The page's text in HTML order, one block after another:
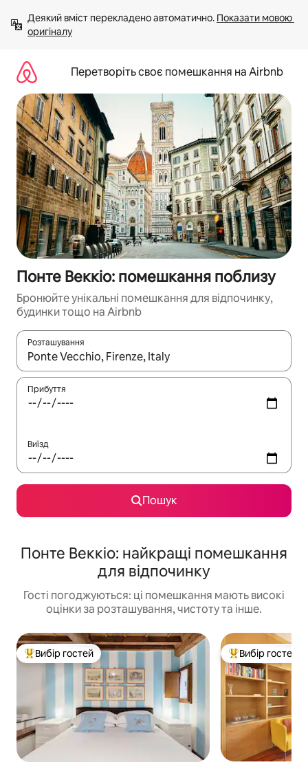
вмісту
Деякий вміст перекладено автоматично. Показати мовою
оригіналу
Перетворіть своє помешкання на Airbnb
Понте Веккіо: помешкання поблизу
Бронюйте унікальні помешкання для відпочинку,
будинки тощо на Airbnb
Розташування
Отримавши результати пошуку, використовуйте для
Прибуття
Виїзд
Пошук
Понте Веккіо: найкращі помешкання
для відпочинку
Гості погоджуються: ці помешкання мають високі
оцінки за розташування, чистоту та інше.
Топ вибір гостей
Вибір гостей Топ вибір гостей
Вибір гостей